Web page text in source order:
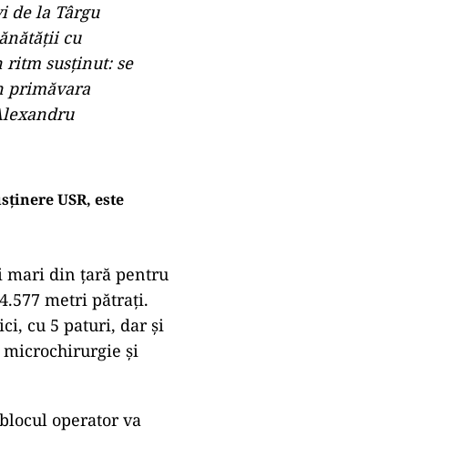
de la Târgu
cu
susţinut: se
primăvara
USR, este
mari din țară pentru
metri pătrați.
cu 5 paturi, dar și
și
operator va